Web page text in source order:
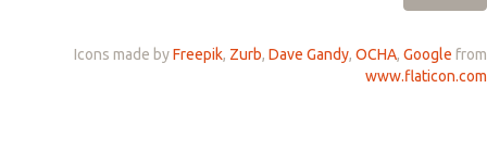
Icons made byFreepik, Zurb, Dave Gandy, OCHA, Google from
www.flaticon.com